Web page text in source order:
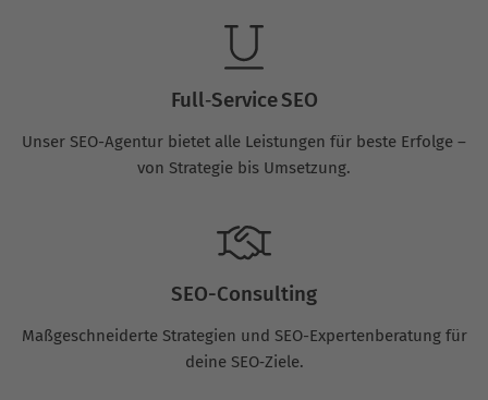
Full‑Service SEO
Unser SEO-Agentur bietet alle Leistungen für beste Erfolge –
von Strategie bis Umsetzung.
SEO-Consulting
Maßgeschneiderte Strategien und SEO-Expertenberatung für
deine SEO‑Ziele.